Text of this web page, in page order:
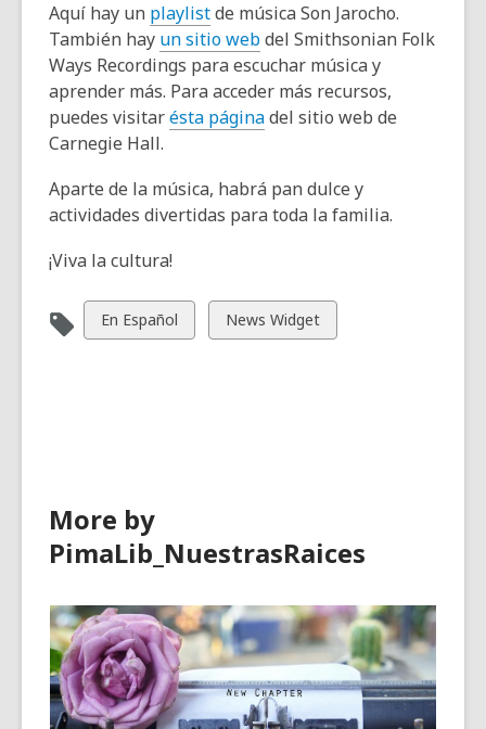
Aquí hay un playlistde música Son Jarocho.
También hay un sitio webdel Smithsonian Folk
Ways Recordings para escuchar música y
aprender más. Para acceder más recursos,
puedes visitarésta páginadel sitio web de
Carnegie Hall.
Aparte de la música, habrá pan dulce y
actividades divertidas para toda la familia.
¡Viva la cultura!
View
all
En Español
View
all
News Widget
More by
PimaLib_NuestrasRaices